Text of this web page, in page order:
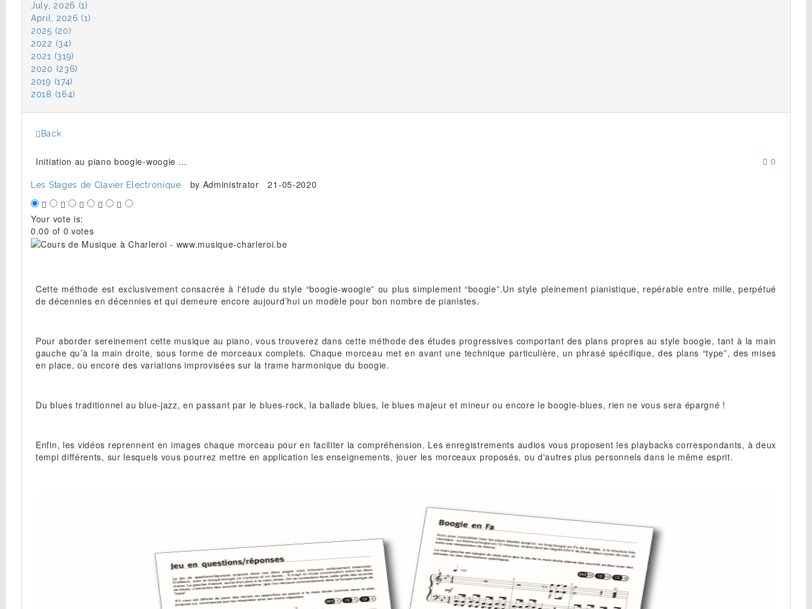
July, 2026 (1)
April, 2026 (1)
2025 (20)
2022 (34)
2021 (319)
2020 (236)
2019 (174)
2018 (164)
Back
0
Initiation au piano boogie-woogie ...
Les Stages de Clavier Electronique by Administrator 21-05-2020
Your vote is:
0.00 of 0 votes
Cette méthode est exclusivement consacrée à l'étude du style “boogie-woogie” ou plus simplement “boogie”.Un style pleinement pianistique, repérable entre mille, perpétué
de décennies en décennies et qui demeure encore aujourd’hui un modèle pour bon nombre de pianistes.
Pour aborder sereinement cette musique au piano, vous trouverez dans cette méthode des études progressives comportant des plans propres au style boogie, tant à la main
gauche qu’à la main droite, sous forme de morceaux complets. Chaque morceau met en avant une technique particulière, un phrasé spécifique, des plans “type”, des mises
en place, ou encore des variations improvisées sur la trame harmonique du boogie.
Du blues traditionnel au blue-jazz, en passant par le blues-rock, la ballade blues, le blues majeur et mineur ou encore le boogie-blues, rien ne vous sera épargné !
Enfin, les vidéos reprennent en images chaque morceau pour en faciliter la compréhension. Les enregistrements audios vous proposent les playbacks correspondants, à deux
tempi différents, sur lesquels vous pourrez mettre en application les enseignements, jouer les morceaux proposés, ou d'autres plus personnels dans le même esprit.